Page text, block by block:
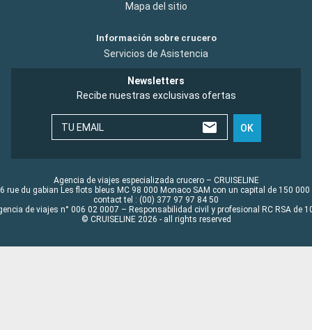
Mapa del sitio
Información sobre crucero
Servicios de Asistencia
Newsletters
Recibe nuestras exclusivas ofertas
TU EMAIL OK
Agencia de viajes especializada crucero – CRUISELINE
rue du gabian Les flots bleus MC 98 000 Monaco SAM con un capital de 150 000
contact tel : (00) 377 97 97 84 50
de viajes n° 006 02 0007 – Responsabilidad civil y profesional RC RSA de
© CRUISELINE 2026 - all rights reserved